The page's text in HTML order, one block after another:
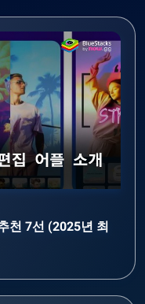
천 7선 (2025년 최